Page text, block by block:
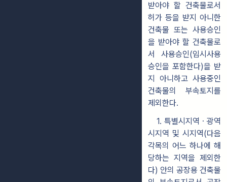
받아야 할 건축물로서
허가 등을 받지 아니한
건축물 또는 사용승인
을 받아야 할 건축물로
서 사용승인(임시사용
승인을 포함한다)을 받
지 아니하고 사용중인
건축물의 부속토지를
제외한다.
1. 특별시지역ㆍ광역
시지역 및 시지역(다음
각목의 어느 하나에 해
당하는 지역을 제외한
다) 안의 공장용 건축물